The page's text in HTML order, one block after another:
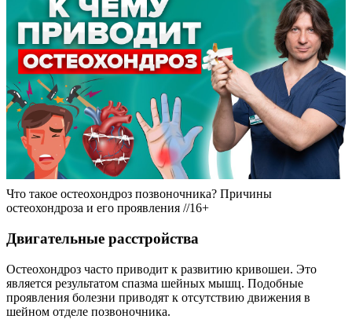
Что такое остеохондроз позвоночника? Причины
остеохондроза и его проявления //16+
Двигательные расстройства
Остеохондроз часто приводит к развитию кривошеи. Это
является результатом спазма шейных мышц. Подобные
проявления болезни приводят к отсутствию движения в
шейном отделе позвоночника.